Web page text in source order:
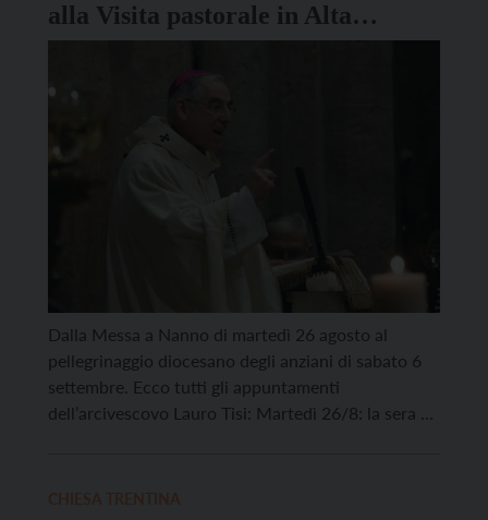
alla Visita pastorale in Alta
Valsugana: gli appuntamenti di
don Lauro
Dalla Messa a Nanno di martedì 26 agosto al
pellegrinaggio diocesano degli anziani di sabato 6
settembre. Ecco tutti gli appuntamenti
dell’arcivescovo Lauro Tisi: Martedì 26/8: la sera a